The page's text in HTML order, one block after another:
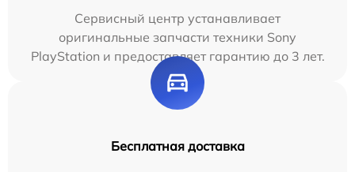
Сервисный центр устанавливает
оригинальные запчасти техники Sony
PlayStation и предоставляет гарантию до 3 лет.
Бесплатная доставка